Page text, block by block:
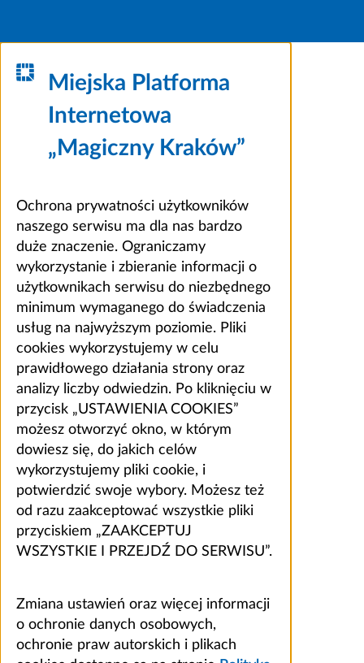
Miejska Platforma
Internetowa
„Magiczny Kraków”
Ochrona prywatności użytkowników
naszego serwisu ma dla nas bardzo
duże znaczenie. Ograniczamy
wykorzystanie i zbieranie informacji o
użytkownikach serwisu do niezbędnego
minimum wymaganego do świadczenia
usług na najwyższym poziomie. Pliki
cookies wykorzystujemy w celu
prawidłowego działania strony oraz
analizy liczby odwiedzin. Po kliknięciu w
przycisk „USTAWIENIA COOKIES”
możesz otworzyć okno, w którym
dowiesz się, do jakich celów
wykorzystujemy pliki cookie, i
potwierdzić swoje wybory. Możesz też
od razu zaakceptować wszystkie pliki
przyciskiem „ZAAKCEPTUJ
WSZYSTKIE I PRZEJDŹ DO SERWISU”.
Zmiana ustawień oraz więcej informacji
o ochronie danych osobowych,
ochronie praw autorskich i plikach